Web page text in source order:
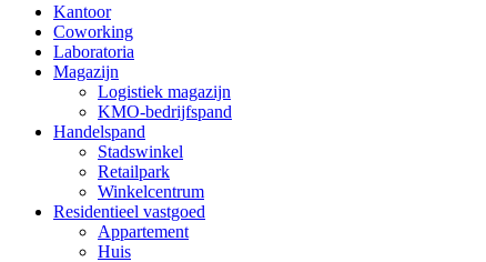
Kantoor
Coworking
Laboratoria
Magazijn
Logistiek magazijn
KMO-bedrijfspand
Handelspand
Stadswinkel
Retailpark
Winkelcentrum
Residentieel vastgoed
Appartement
Huis